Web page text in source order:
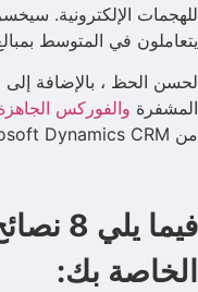
للهجمات الإلكترونية.
يتعاملون في المتوسط
لحسن الحظ ، بالإضافة إلى
المشفرة والفوركس
من Microsoft Dynamics CRM وهو الأكثر أمانا في السوق.
فيما
الخاصة بك: